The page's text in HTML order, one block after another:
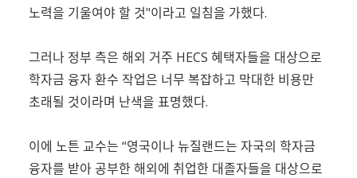
노력을 기울여야 할 것"이라고 일침을 가했다.
그러나 정부 측은 해외 거주 HECS 혜택자들을 대상으로
학자금 융자 환수 작업은 너무 복잡하고 막대한 비용만
초래될 것이라며 난색을 표명했다.
이에 노튼 교수는 “영국이나 뉴질랜드는 자국의 학자금
융자를 받아 공부한 해외에 취업한 대졸자들을 대상으로